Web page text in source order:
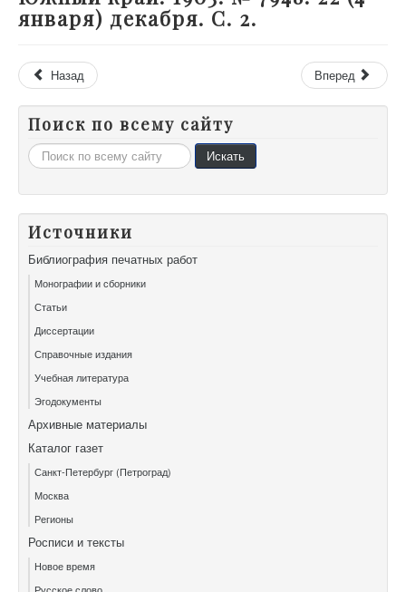
января) декабря. С. 2.
Назад Вперед
Поиск по всему сайту
Искать... Искать
Источники
Библиография печатных работ
Монографии и сборники
Статьи
Диссертации
Справочные издания
Учебная литература
Эгодокументы
Архивные материалы
Каталог газет
Санкт-Петербург (Петроград)
Москва
Регионы
Росписи и тексты
Новое время